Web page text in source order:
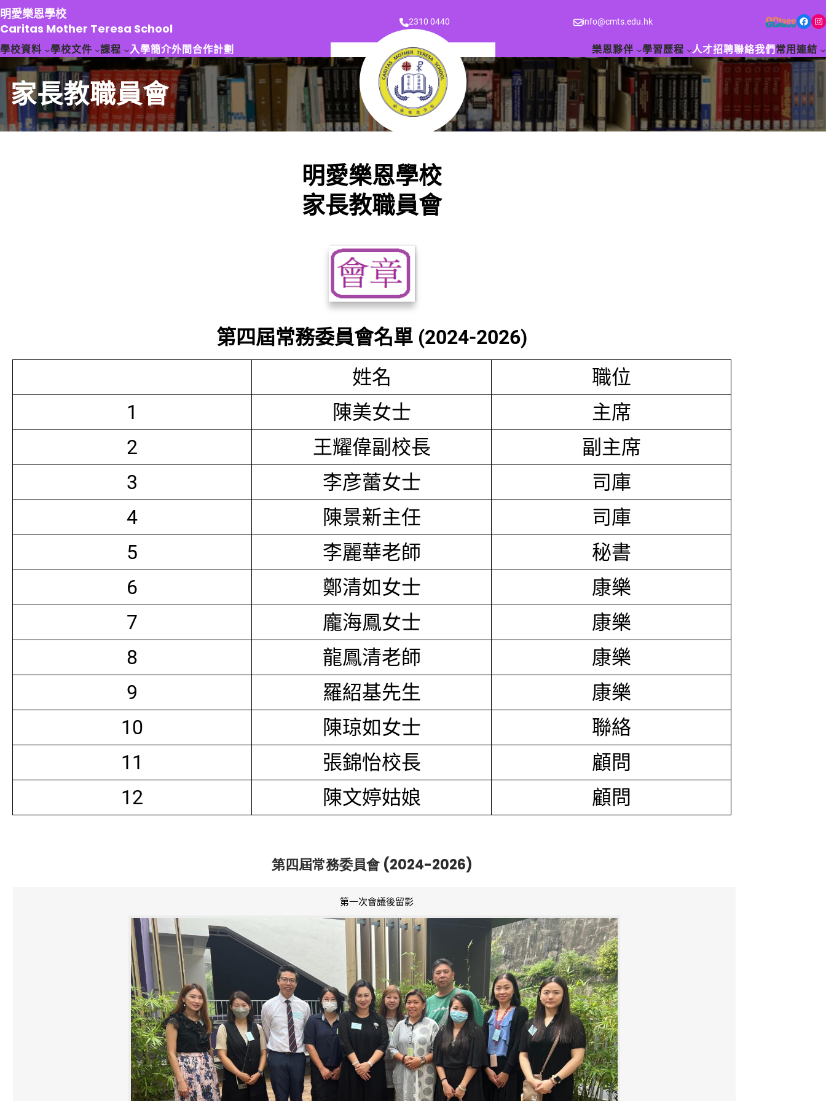
跳
至
主
要
容
明愛樂恩學校
Caritas Mother Teresa School
2310 0440 info@cmts.edu.hk Facebook Instagram
學校資料 學校文件 課程 入學簡介外間合作計劃 樂恩夥伴 學習歷程 人才招聘聯絡我們 常用連結
家長教職員會
明愛樂恩學校
家長教職員會
第四屆常務委員會名單 (2024-2026)
姓名
職位
1
陳美女士
主席
2
王耀偉副校長
副主席
3
李彦蕾女士
司庫
4
陳景新主任
司庫
5
李麗華老師
秘書
6
鄭清如女士
康樂
7
龐海鳳女士
康樂
8
龍鳳清老師
康樂
9
羅紹基先生
康樂
10
陳琼如女士
聯絡
11
張錦怡校長
顧問
12
陳文婷姑娘 顧問
第四屆常務委員會 (2024-2026)
第一次會議後留影